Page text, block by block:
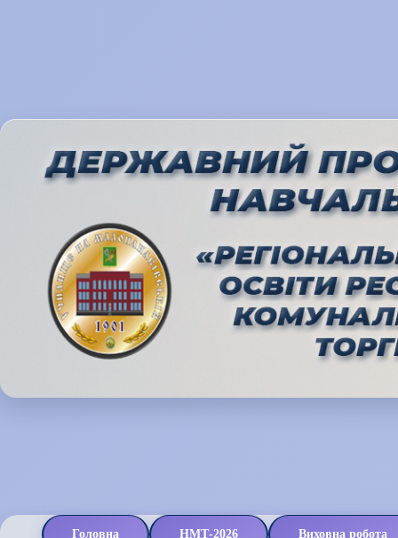
Головна НМТ-2026 Виховна робота